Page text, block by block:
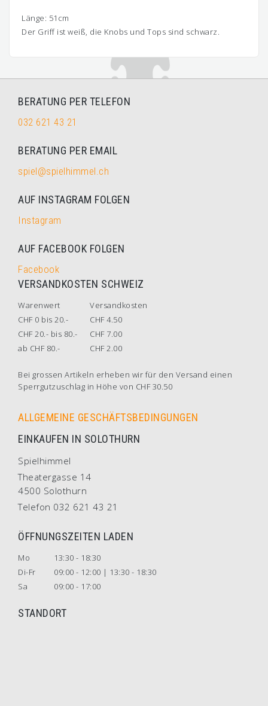
Länge: 51cm
Der Griff ist weiß, die Knobs und Tops sind schwarz.
BERATUNG PER TELEFON
032 621 43 21
BERATUNG PER EMAIL
spiel@spielhimmel.ch
AUF INSTAGRAM FOLGEN
Instagram
AUF FACEBOOK FOLGEN
Facebook
VERSANDKOSTEN SCHWEIZ
Warenwert
Versandkosten
CHF 0 bis 20.-
CHF 4.50
CHF 20.- bis 80.-
CHF 7.00
ab CHF 80.-
CHF 2.00
Bei grossen Artikeln erheben wir für den Versand einen
Sperrgutzuschlag in Höhe von CHF 30.50
ALLGEMEINE GESCHÄFTSBEDINGUNGEN
EINKAUFEN IN SOLOTHURN
Spielhimmel
Theatergasse 14
4500 Solothurn
Telefon 032 621 43 21
ÖFFNUNGSZEITEN LADEN
Mo
13:30 - 18:30
Di-Fr
09:00 - 12:00 | 13:30 - 18:30
Sa
09:00 - 17:00
STANDORT